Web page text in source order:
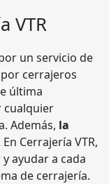
VTR
un servicio de
cerrajeros
última
cualquier
Además, la
Cerrajería VTR,
ayudar a cada
de cerrajería.